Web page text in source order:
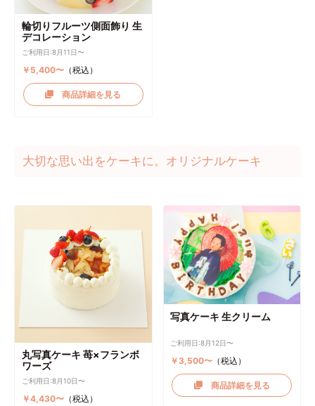
輪切りフルーツ側面飾り 生
デコレーション
ご利用日:8月11日〜
￥5,400〜（税込）
商品詳細を見る
大切な思い出をケーキに。オリジナルケーキ
丸写真ケーキ 苺×フランボ
ワーズ
ご利用日:8月10日〜
￥4,430〜（税込）
写真ケーキ 生クリーム
ご利用日:8月12日〜
￥3,500〜 （税込）
商品詳細を見る